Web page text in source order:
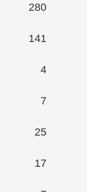
280
141
4
7
25
17